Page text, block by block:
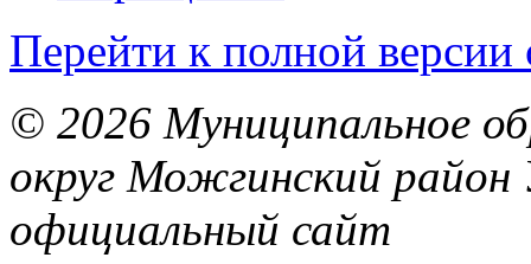
Перейти к полной версии
© 2026 Муниципальное
округ Можгинский район
официальный сайт